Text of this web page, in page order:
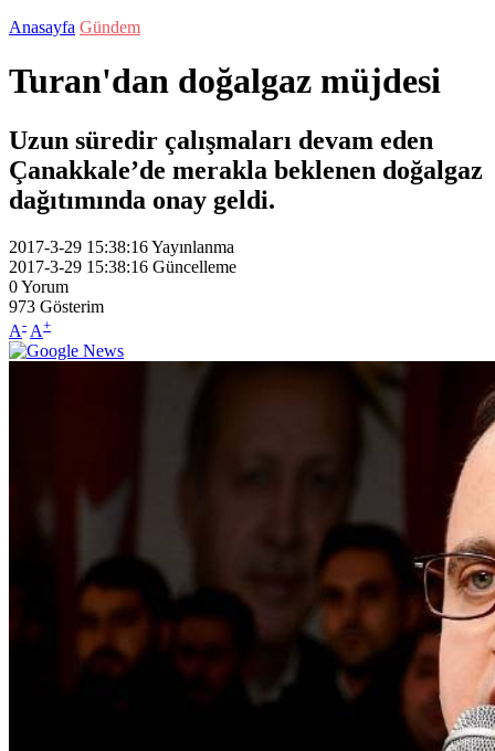
Anasayfa Gündem
Turan'dan doğalgaz müjdesi
Uzun süredir çalışmaları devam eden
Çanakkale’de merakla beklenen doğalgaz
dağıtımında onay geldi.
2017-3-29 15:38:16Yayınlanma
2017-3-29 15:38:16 Güncelleme
0Yorum
973 Gösterim
A- A+